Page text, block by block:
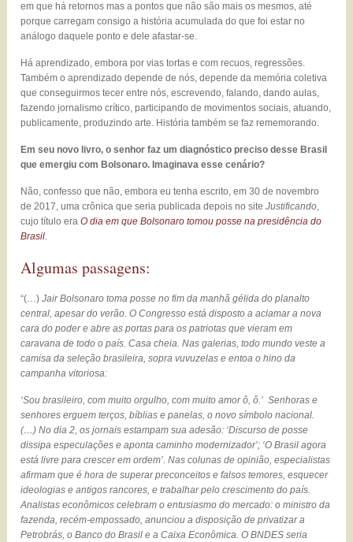
em que há retornos mas a pontos que não são mais os mesmos, até
porque carregam consigo a história acumulada do que foi estar no
análogo daquele ponto e dele afastar-se.
Há aprendizado, embora por vias tortas e com recuos, regressões.
Também o aprendizado depende de nós, depende da memória coletiva
que conseguirmos tecer entre nós, escrevendo, falando, dando aulas,
fazendo jornalismo crítico, participando de movimentos sociais, atuando,
publicamente, produzindo arte. História também se faz rememorando.
Em seu novo livro, o senhor faz um diagnóstico preciso desse Brasil
que emergiu com Bolsonaro. Imaginava esse cenário?
Não, confesso que não, embora eu tenha escrito, em 30 de novembro
de 2017, uma crônica que seria publicada depois no siteJustificando,
cujo título eraO dia em que Bolsonaro tomou posse na presidência do
Brasil.
Algumas passagens:
“(…)Jair Bolsonaro toma posse no fim da manhã gélida do planalto
central, apesar do verão. O Congresso está disposto a aclamar a nova
cara do poder e abre as portas para os patriotas que vieram em
caravana de todo o país. Casa cheia. Nas galerias, todo mundo veste a
camisa da seleção brasileira, sopra vuvuzelas e entoa o hino da
campanha vitoriosa:
‘Sou brasileiro, com muito orgulho, com muito amor ô, ô.’ Senhoras e
senhores erguem terços, bíblias e panelas, o novo símbolo nacional.
(…) No dia 2, os jornais estampam sua adesão: ‘Discurso de posse
dissipa especulações e aponta caminho modernizador’; ‘O Brasil agora
está livre para crescer em ordem’. Nas colunas de opinião, especialistas
afirmam que é hora de superar preconceitos e falsos temores, esquecer
ideologias e antigos rancores, e trabalhar pelo crescimento do país.
Analistas econômicos celebram o entusiasmo do mercado: o ministro da
fazenda, recém-empossado, anunciou a disposição de privatizar a
Petrobrás, o Banco do Brasil e a Caixa Econômica. O BNDES seria